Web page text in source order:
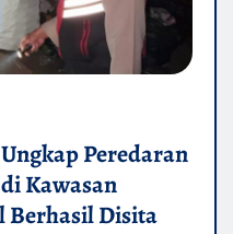
Peredaran
Kawasan
Berhasil Disita